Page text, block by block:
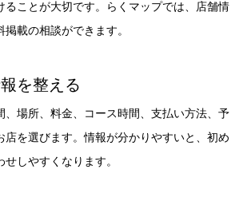
ることが大切です。らくマップでは、店舗情
載の相談ができます。
を整える
、場所、料金、コース時間、支払い方法、予
店を選びます。情報が分かりやすいと、初め
しやすくなります。